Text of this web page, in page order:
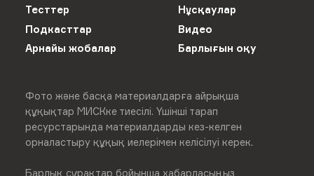
Тесттер
Нұсқаулар
Подкасттар
Видео
Арнайы жобалар
Барлығын оқу
Фото және басқа материалдарға айрықша
құқықтар МИСКке тиесілі. Үшінші тарап
ресурстарында материалдарды кез-келген
орналастыру құқық иелерімен келісілуі керек.
Барлық сұрақтар бойынша хабарласыңыз